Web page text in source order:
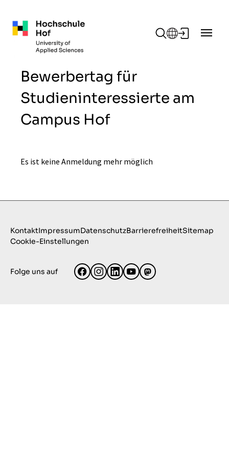
Bewerbertag für
Studieninteressierte am
Campus Hof
Es ist keine Anmeldung mehr möglich
KontaktImpressumDatenschutzBarrierefreiheitSitemap
Cookie-Einstellungen
Folge uns auf